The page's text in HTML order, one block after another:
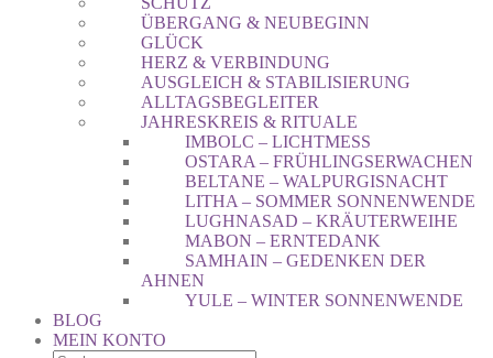
ÜBERGANG & NEUBEGINN
GLÜCK
HERZ & VERBINDUNG
AUSGLEICH & STABILISIERUNG
ALLTAGSBEGLEITER
JAHRESKREIS & RITUALE
IMBOLC – LICHTMESS
OSTARA – FRÜHLINGSERWACHEN
BELTANE – WALPURGISNACHT
LITHA – SOMMER SONNENWENDE
LUGHNASAD – KRÄUTERWEIHE
MABON – ERNTEDANK
SAMHAIN – GEDENKEN DER
AHNEN
YULE – WINTER SONNENWENDE
BLOG
MEIN KONTO